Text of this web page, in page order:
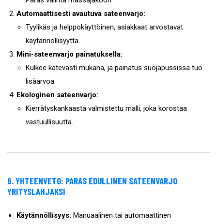
Automaattisesti avautuva sateenvarjo:
Tyylikäs ja helppokäyttöinen, asiakkaat arvostavat
käytännöllisyyttä.
Mini-sateenvarjo painatuksella:
Kulkee kätevästi mukana, ja painatus suojapussissa tuo
lisäarvoa.
Ekologinen sateenvarjo:
Kierrätyskankaasta valmistettu malli, joka korostaa
vastuullisuutta.
6. YHTEENVETO: PARAS EDULLINEN SATEENVARJO
YRITYSLAHJAKSI
Käytännöllisyys: Manuaalinen tai automaattinen